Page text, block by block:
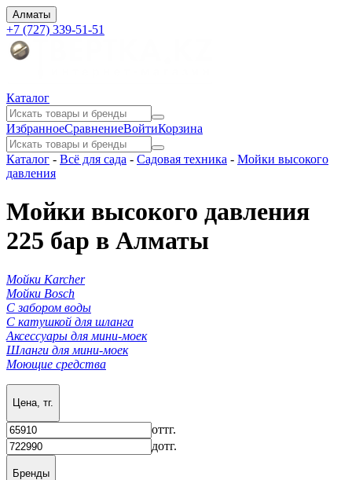
Алматы
+7 (727) 339-51-51
Каталог
ИзбранноеСравнениеВойтиКорзина
Каталог - Всё для сада - Садовая техника - Мойки высокого
давления
Мойки высокого давления
225 бар в Алматы
Мойки Karcher
Мойки Bosch
С забором воды
С катушкой для шланга
Аксессуары для мини-моек
Шланги для мини-моек
Моющие средства
Цена, тг.
оттг.
дотг.
Бренды